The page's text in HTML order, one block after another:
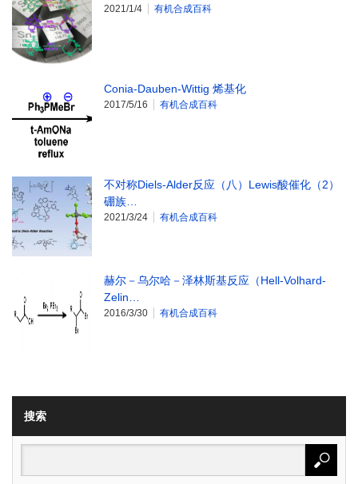
2021/1/4 有机合成百科
Conia-Dauben-Wittig 烯基化
2017/5/16 有机合成百科
不对称Diels-Alder反应（八）Lewis酸催化（2）
硼族…
2021/3/24 有机合成百科
赫尔－乌尔哈－泽林斯基反应（Hell-Volhard-
Zelin…
2016/3/30 有机合成百科
搜索